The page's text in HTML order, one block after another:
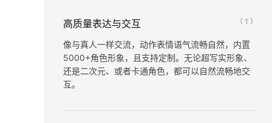
高质量表达与交互 （ 1 ）
像与真人一样交流，动作表情语气流畅自然，内置
5000+角色形象，且支持定制。无论超写实形象、
还是二次元、或者卡通角色，都可以自然流畅地交
互。